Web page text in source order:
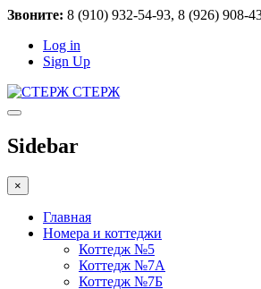
Звоните: 8 (910) 932-54-93, 8 (926) 908-
Log in
Sign Up
СТЕРЖ
Sidebar
×
Главная
Номера и коттеджи
Коттедж №5
Коттедж №7А
Коттедж №7Б